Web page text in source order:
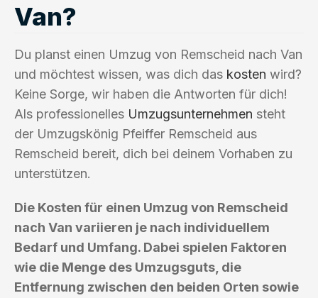
Van?
Du planst einen Umzug von Remscheid nach Van
und möchtest wissen, was dich das kosten wird?
Keine Sorge, wir haben die Antworten für dich!
Als professionelles Umzugsunternehmen steht
der Umzugskönig Pfeiffer Remscheid aus
Remscheid bereit, dich bei deinem Vorhaben zu
unterstützen.
Die Kosten für einen Umzug von Remscheid
nach Van variieren je nach individuellem
Bedarf und Umfang. Dabei spielen Faktoren
wie die Menge des Umzugsguts, die
Entfernung zwischen den beiden Orten sowie